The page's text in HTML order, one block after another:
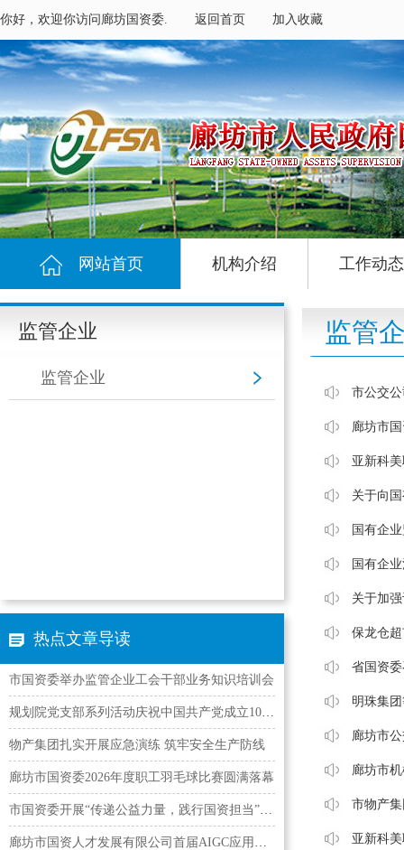
你好，欢迎你访问廊坊国资委. 返回首页 加入收藏
网站首页 机构介绍 工作动态
监管企业
监管企业
热点文章导读
市国资委举办监管企业工会干部业务知识培训会
规划院党支部系列活动庆祝中国共产党成立105周年
物产集团扎实开展应急演练 筑牢安全生产防线
廊坊市国资委2026年度职工羽毛球比赛圆满落幕
市国资委开展“传递公益力量，践行国资担当”无偿献…
廊坊市国资人才发展有限公司首届AIGC应用能力培训班…
监管
市公交
廊坊市
亚新科
关于向
国有企
国有企
关于加
保龙仓
省国资
明珠集
廊坊市
廊坊市
市物产
亚新科